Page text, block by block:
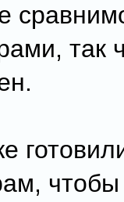
так
чтобы